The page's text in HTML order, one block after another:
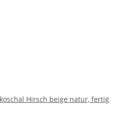
Hirsch beige natur, fertig